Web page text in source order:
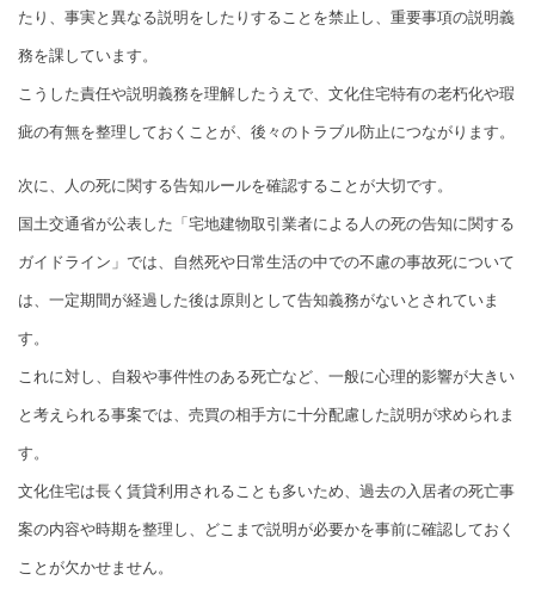
たり、事実と異なる説明をしたりすることを禁止し、重要事項の説明義
務を課しています。
こうした責任や説明義務を理解したうえで、文化住宅特有の老朽化や瑕
疵の有無を整理しておくことが、後々のトラブル防止につながります。
次に、人の死に関する告知ルールを確認することが大切です。
国土交通省が公表した「宅地建物取引業者による人の死の告知に関する
ガイドライン」では、自然死や日常生活の中での不慮の事故死について
は、一定期間が経過した後は原則として告知義務がないとされていま
す。
これに対し、自殺や事件性のある死亡など、一般に心理的影響が大きい
と考えられる事案では、売買の相手方に十分配慮した説明が求められま
す。
文化住宅は長く賃貸利用されることも多いため、過去の入居者の死亡事
案の内容や時期を整理し、どこまで説明が必要かを事前に確認しておく
ことが欠かせません。